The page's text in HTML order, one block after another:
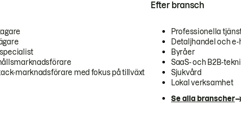
marknadsförare med fokus på tillväxt
Efter bransch
Professionella
Detaljhandel och e-
Byråer
SaaS- och B2B-
Sjukvård
Lokal verksamhet
Se alla branscher